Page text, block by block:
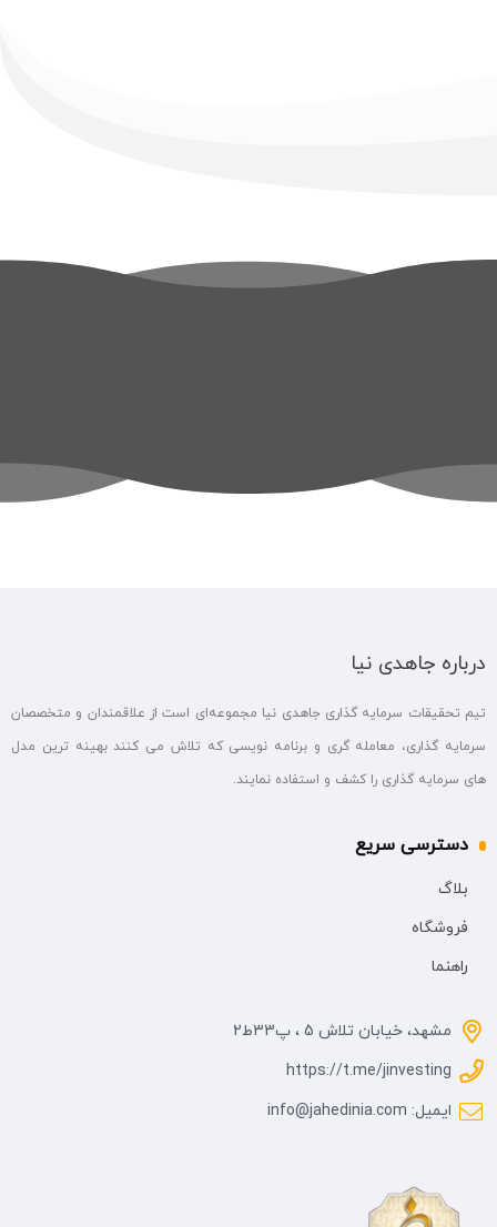
درباره جاهدی نیا
تیم تحقیقات سرمایه گذاری جاهدی نیا مجموعه‌ای است از علاقمندان و متخصصان
سرمایه گذاری، معامله گری و برنامه نویسی که تلاش می کنند بهینه ترین مدل
های سرمایه گذاری را کشف و استفاده نمایند.
دسترسی سریع
بلاگ
فروشگاه
راهنما
مشهد، خیابان تلاش 5 ، پ33ط2
https://t.me/jinvesting
ایمیل: info@jahedinia.com